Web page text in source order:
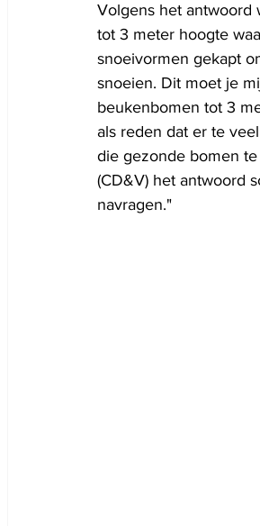
Volgens het antwoord
tot 3 meter hoogte
snoeivormen gekapt
snoeien. Dit moet je
beukenbomen tot 3
als reden dat er te
die gezonde bomen
(CD&V) het antwoord
navragen."